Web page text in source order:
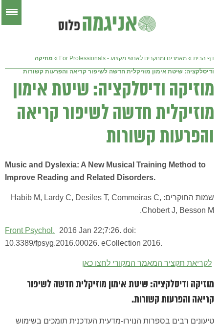
דף הבית » מאמרים ומחקרים לאנשי מקצוע - For Professionals » מוזיקה
ודיסלקציה: שיטת אימון מוזיקלית חדשה לשיפור קריאה והפרעות קשורות
מוזיקה ודיסלקציה: שיטת אימון
מוזיקלית חדשה לשיפור קריאה
והפרעות קשורות
Music and Dyslexia: A New Musical Training Method to
Improve Reading and Related Disorders.
שמות החוקרים: Habib M, Lardy C, Desiles T, Commeiras C,
Chobert J, Besson M.
Front Psychol.
2016 Jan 22;7:26. doi:
10.3389/fpsyg.2016.00026. eCollection 2016.
לקריאת תקציר המאמר המקורי לחצו כאן
מוזיקה ודיסלקציה: שיטת אימון מוזיקלית חדשה לשיפור
קריאה והפרעות קשורות.
טיעונים רבים בספרות הנוירו-מדעית העדכנית תומכים בשימוש